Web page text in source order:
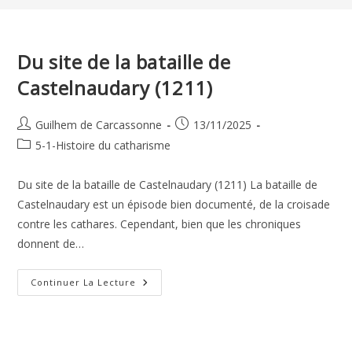
Du site de la bataille de
Castelnaudary (1211)
Auteur/autrice
de
Guilhem de Carcassonne
Publication
13/11/2025
Post5-1-Histoire du catharisme
Du site de la bataille de Castelnaudary (1211) La bataille de
Castelnaudary est un épisode bien documenté, de la croisade
contre les cathares. Cependant, bien que les chroniques
donnent de…
Continuer La Lecture Du
Site